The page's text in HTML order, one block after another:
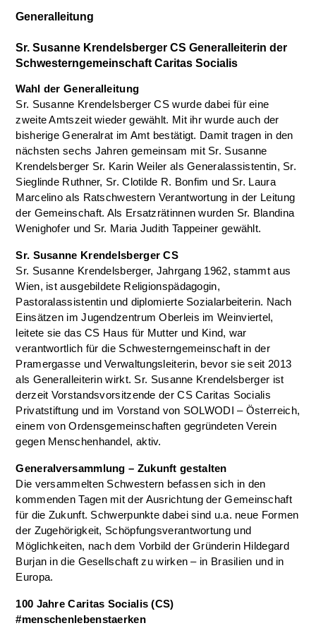
Generalleitung
Sr. Susanne Krendelsberger CS Generalleiterin der
Schwesterngemeinschaft Caritas Socialis
Wahl der Generalleitung
Sr. Susanne Krendelsberger CS wurde dabei für eine
zweite Amtszeit wieder gewählt. Mit ihr wurde auch der
bisherige Generalrat im Amt bestätigt. Damit tragen in den
nächsten sechs Jahren gemeinsam mit Sr. Susanne
Krendelsberger Sr. Karin Weiler als Generalassistentin, Sr.
Sieglinde Ruthner, Sr. Clotilde R. Bonfim und Sr. Laura
Marcelino als Ratschwestern Verantwortung in der Leitung
der Gemeinschaft. Als Ersatzrätinnen wurden Sr. Blandina
Wenighofer und Sr. Maria Judith Tappeiner gewählt.
Sr. Susanne Krendelsberger CS
Sr. Susanne Krendelsberger, Jahrgang 1962, stammt aus
Wien, ist ausgebildete Religionspädagogin,
Pastoralassistentin und diplomierte Sozialarbeiterin. Nach
Einsätzen im Jugendzentrum Oberleis im Weinviertel,
leitete sie das CS Haus für Mutter und Kind, war
verantwortlich für die Schwesterngemeinschaft in der
Pramergasse und Verwaltungsleiterin, bevor sie seit 2013
als Generalleiterin wirkt. Sr. Susanne Krendelsberger ist
derzeit Vorstandsvorsitzende der CS Caritas Socialis
Privatstiftung und im Vorstand von SOLWODI – Österreich,
einem von Ordensgemeinschaften gegründeten Verein
gegen Menschenhandel, aktiv.
Generalversammlung – Zukunft gestalten
Die versammelten Schwestern befassen sich in den
kommenden Tagen mit der Ausrichtung der Gemeinschaft
für die Zukunft. Schwerpunkte dabei sind u.a. neue Formen
der Zugehörigkeit, Schöpfungsverantwortung und
Möglichkeiten, nach dem Vorbild der Gründerin Hildegard
Burjan in die Gesellschaft zu wirken – in Brasilien und in
Europa.
100 Jahre Caritas Socialis (CS)
#menschenlebenstaerken